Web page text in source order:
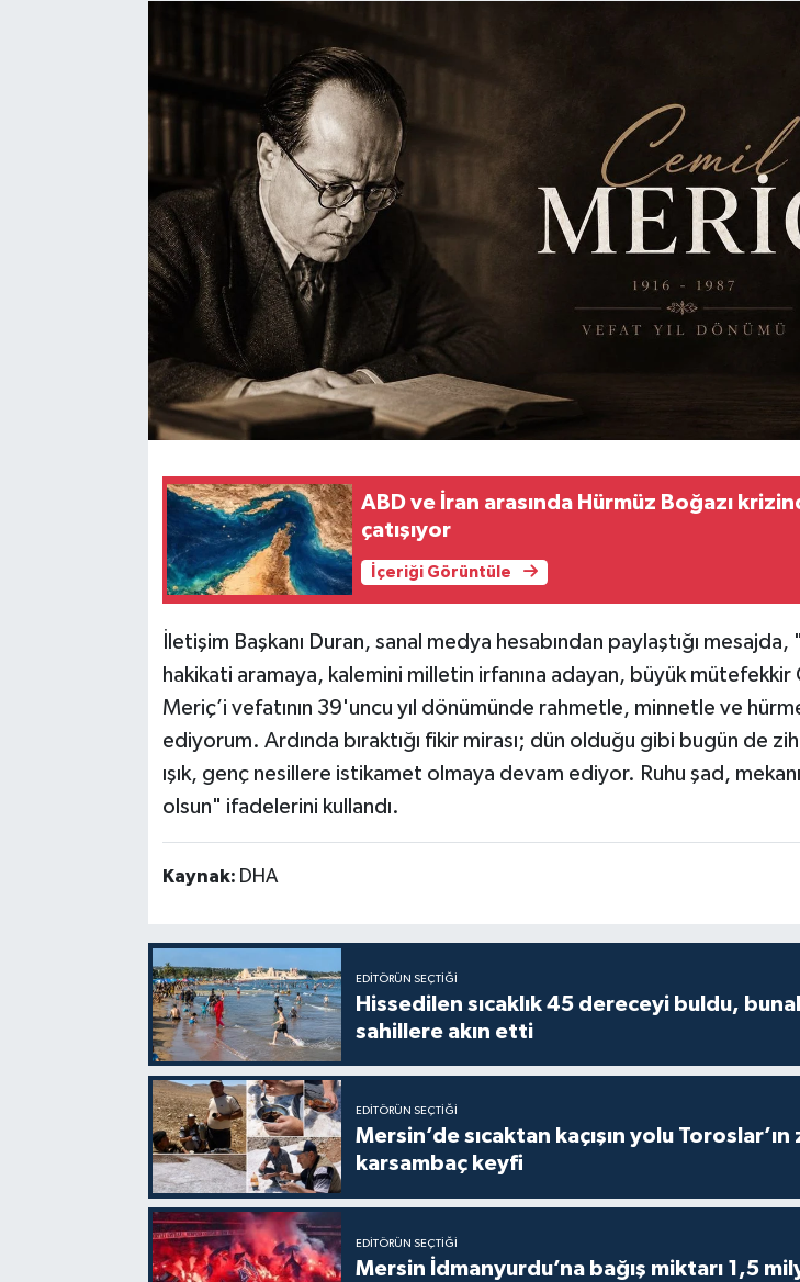
ABD ve İran arasında Hürmüz Boğazı
çatışıyor
İçeriği Görüntüle
İletişim Başkanı Duran, sanal medya hesabından paylaştığı
hakikati aramaya, kalemini milletin irfanına adayan, büyük mütefekkir
Meriç’i vefatının 39'uncu yıl dönümünde rahmetle, minnetle ve
ediyorum. Ardında bıraktığı fikir mirası; dün olduğu gibi bugün de
ışık, genç nesillere istikamet olmaya devam ediyor. Ruhu şad,
olsun" ifadelerini kullandı.
Kaynak: DHA
EDITÖRÜN SEÇTIĞI
Hissedilen sıcaklık 45 dereceyi buldu,
sahillere akın etti
EDITÖRÜN SEÇTIĞI
Mersin’de sıcaktan kaçışın yolu
karsambaç keyfi
EDITÖRÜN SEÇTIĞI
Mersin İdmanyurdu’na bağış miktarı 1,5